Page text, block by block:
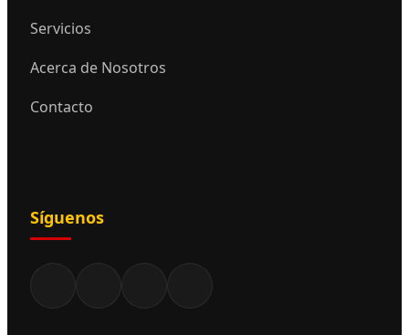
Servicios
Acerca de Nosotros
Contacto
Síguenos